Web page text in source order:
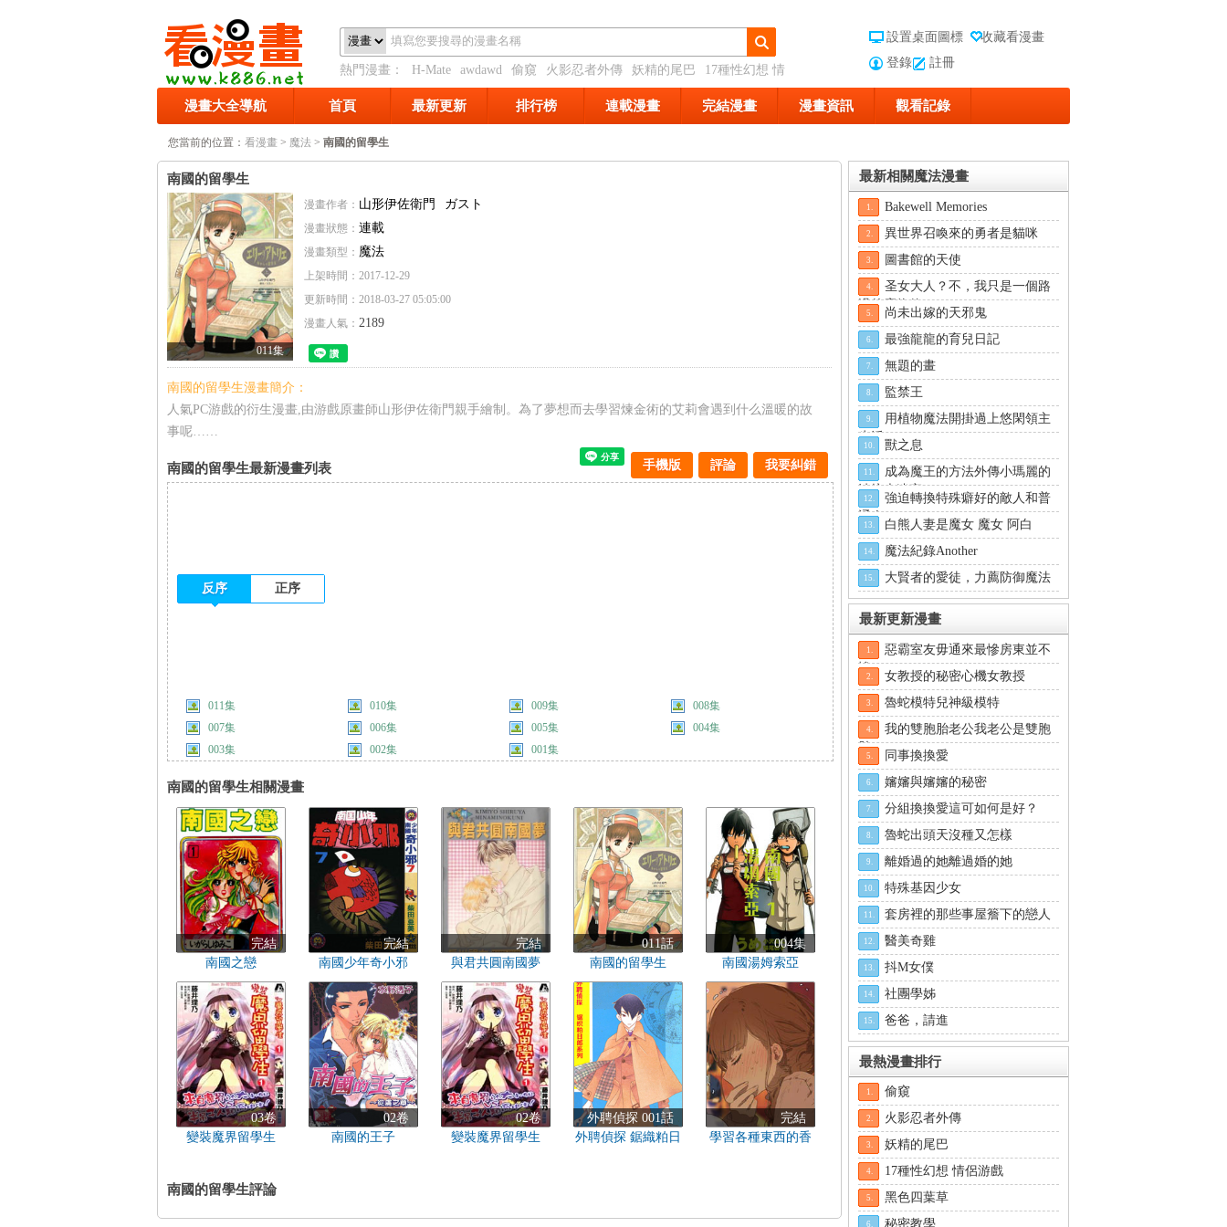
熱門漫畫： H-Mate awdawd 偷窺 火影忍者外傳 妖精的尾巴
17種性幻想 情
侶游戲
設置桌面圖標
收藏看漫畫
登錄
註冊
漫畫大全導航 首頁 最新更新 排行榜 連載漫畫 完結漫畫 漫畫資訊 觀看記錄
您當前的位置： 看漫畫 > 魔法 > 南國的留學生
南國的留學生
011集
漫畫作者： 山形伊佐衛門 ガスト
漫畫狀態： 連載
漫畫類型： 魔法
上架時間： 2017-12-29
更新時間： 2018-03-27 05:05:00
漫畫人氣： 2189
南國的留學生漫畫簡介：
人氣PC游戲的衍生漫畫,由游戲原畫師山形伊佐衛門親手繪制。為了夢想而去學習煉金術的艾莉會遇到什么溫暖的故
事呢……
南國的留學生最新漫畫列表 我要糾錯
評論
手機版
反序 正序
011集 010集 009集
008集
007集
006集 005集
004集
003集
002集 001集
南國的留學生相關漫畫
南國之戀
完結
南國少年奇小邪
完結
與君共圓南國夢
完結
南國的留學生
011話
南國湯姆索亞
004集
變裝魔界留學生
03卷
南國的王子
02卷
變裝魔界留學生
02卷
外聘偵探 鋸織粕日
外聘偵探 001話
學習各種東西的香
完結
南國的留學生評論
最新相關魔法漫畫
1. Bakewell Memories
2. 異世界召喚來的勇者是貓咪
3. 圖書館的天使
4.
圣女大人？不，我只是一個路
過的魔物使
5. 尚未出嫁的天邪鬼
6. 最強龍龍的育兒日記
7. 無題的畫
8. 監禁王
9.
用植物魔法開掛過上悠閑領主
生活
10. 獸之息
11.
成為魔王的方法外傳小瑪麗的
沙坑大迷宮
12.
強迫轉換特殊癖好的敵人和普
通人
13. 白熊人妻是魔女 魔女 阿白
14. 魔法紀錄Another
15. 大賢者的愛徒，力薦防御魔法
最新更新漫畫
1.
惡霸室友毋通來最慘房東並不
慘
2. 女教授的秘密心機女教授
3. 魯蛇模特兒神級模特
4.
我的雙胞胎老公我老公是雙胞
胎
5. 同事換換愛
6. 嬸嬸與嬸嬸的秘密
7. 分組換換愛這可如何是好？
8. 魯蛇出頭天沒種又怎樣
9. 離婚過的她離過婚的她
10. 特殊基因少女
11. 套房裡的那些事屋簷下的戀人
12. 醫美奇雞
13. 抖M女僕
14. 社團學姊
15. 爸爸，請進
最熱漫畫排行
1. 偷窺
2. 火影忍者外傳
3. 妖精的尾巴
4. 17種性幻想 情侶游戲
5. 黑色四葉草
6. 秘密教學